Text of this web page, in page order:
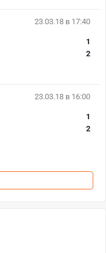
23.03.18 в 17:40
1
2
23.03.18 в 16:00
1
2